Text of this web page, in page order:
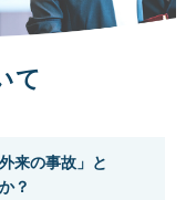
て
来の事故」と
？